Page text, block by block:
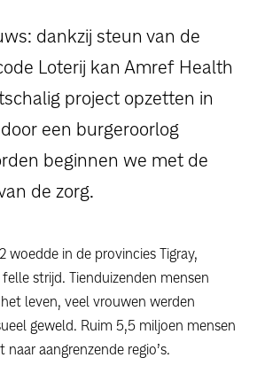
verhalen
bedrijven
contact
pers
dankzij steun van de
Loterij kan Amref Health
project opzetten in
een burgeroorlog
beginnen we met de
de zorg.
woedde in de provincies Tigray,
strijd. Tienduizenden mensen
leven, veel vrouwen werden
geweld. Ruim 5,5 miljoen mensen
aangrenzende regio’s.